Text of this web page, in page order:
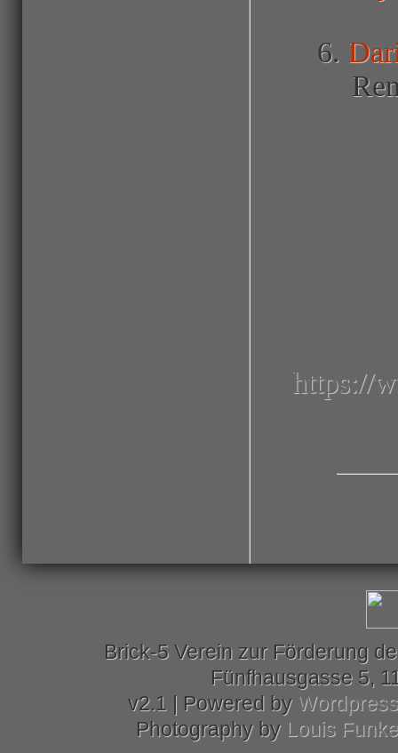
6.
https://
Brick-5 Verein zur Förderung
Fünfhausgasse 5,
v2.1 | Powered by Wordpress
Photography by Louis Funke